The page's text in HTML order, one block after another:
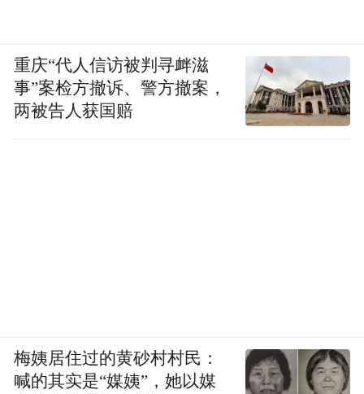
重庆“代人信访被判寻衅滋
事”案检方撤诉、警方撤案，
两被告人获国赔
梅姨居住过的黄砂村村民：
喊的其实是“媒姨”，她以媒